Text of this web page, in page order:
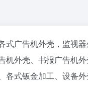
式广告机外壳，监视
机外壳、书报广告机
式钣金加工、设备外